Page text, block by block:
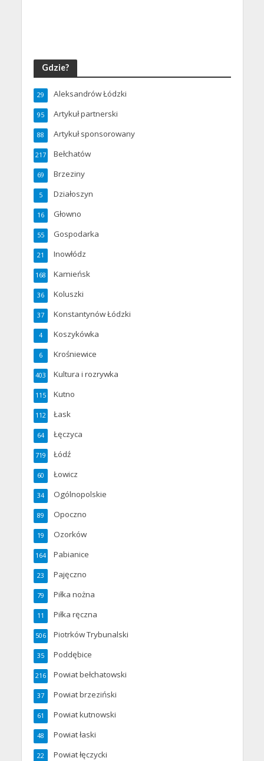
Gdzie?
Aleksandrów Łódzki
29
Artykuł partnerski
95
Artykuł sponsorowany
88
Bełchatów
217
Brzeziny
69
Działoszyn
5
Głowno
16
Gospodarka
55
Inowłódz
21
Kamieńsk
168
Koluszki
36
Konstantynów Łódzki
37
Koszykówka
4
Krośniewice
6
Kultura i rozrywka
403
Kutno
115
Łask
112
Łęczyca
64
Łódź
719
Łowicz
60
Ogólnopolskie
34
Opoczno
89
Ozorków
19
Pabianice
164
Pajęczno
23
Piłka nożna
79
Piłka ręczna
11
Piotrków Trybunalski
506
Poddębice
35
Powiat bełchatowski
216
Powiat brzeziński
37
Powiat kutnowski
61
Powiat łaski
48
Powiat łęczycki
22